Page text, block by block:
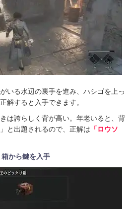
いる水辺の裏手を進み、ハシゴを上っ
解すると入手できます。
は誇らしく背が高い。年老いると、背
と出題されるので、正解は 「ロウソ
から鍵を入手